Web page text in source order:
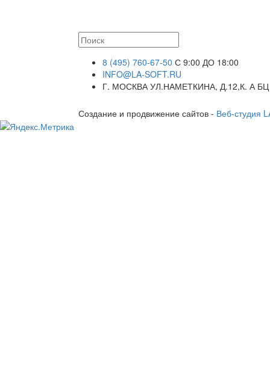
8 (495) 760-67-50 С 9:00 ДО 18:00
INFO@LA-SOFT.RU
Г. МОСКВА УЛ.НАМЕТКИНА, Д.12,К. А
Создание и продвижение сайтов - Веб-студия